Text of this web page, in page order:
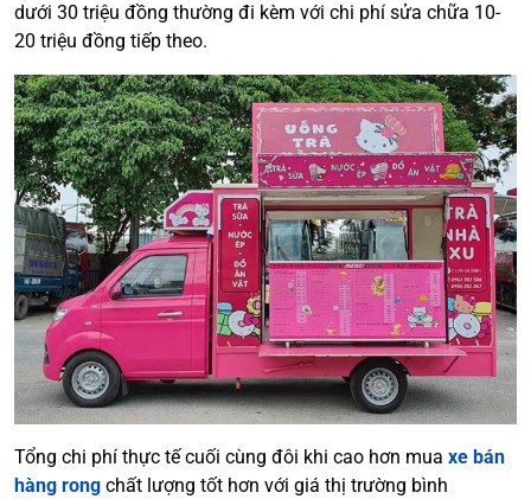
dưới 30 triệu đồng thường đi kèm với chi phí sửa chữa 10-
20 triệu đồng tiếp theo.
Tổng chi phí thực tế cuối cùng đôi khi cao hơn mua xe bán
hàng rong chất lượng tốt hơn với giá thị trường bình